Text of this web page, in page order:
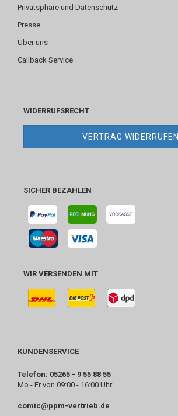
Privatsphäre und Datenschutz
Presse
Über uns
Callback Service
WIDERRUFSRECHT
VERTRAG WIDERRUFEN
SICHER BEZAHLEN
WIR VERSENDEN MIT
KUNDENSERVICE
Telefon: 05265 - 9 55 88 55
Mo - Fr von 09:00 - 16:00 Uhr
comic@ppm-vertrieb.de